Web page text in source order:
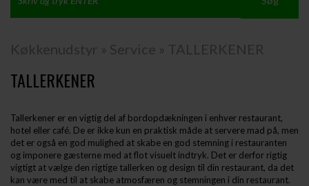
Køkkenudstyr » Service » TALLERKENER
TALLERKENER
Tallerkener er en vigtig del af bordopdækningen i enhver restaurant,
hotel eller café. De er ikke kun en praktisk måde at servere mad på, men
det er også en god mulighed at skabe en god stemning i restauranten
og imponere gæsterne med at flot visuelt indtryk. Det er derfor rigtig
vigtigt at vælge den rigtige tallerken og design til din restaurant, da det
kan være med til at skabe atmosfæren og stemningen i din restaurant.